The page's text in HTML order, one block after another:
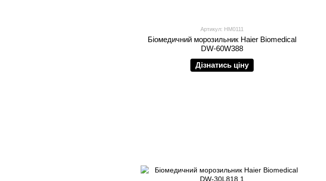
Артикул: HM0111
Біомедичний морозильник Haier Biomedical
DW-60W388
Дізнатись ціну